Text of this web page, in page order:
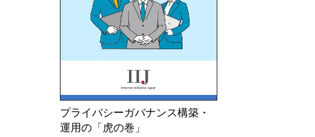
プライバシーガバナンス構築・
運用の「虎の巻」